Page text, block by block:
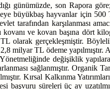
günümüzde, son Rapora
büyükbaş hayvanlar için
tarafından karşılanması
kovanı ve kovan başına dört
olarak gerçekleşmiştir.
milyar TL ödeme
değişiklik
sağlanmıştır. Organik
Kırsal Kalkınma
başvuru süreleri üç ay